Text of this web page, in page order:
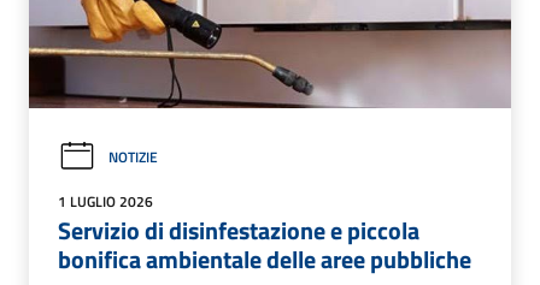
NOTIZIE
1 LUGLIO 2026
Servizio di disinfestazione e piccola
bonifica ambientale delle aree pubbliche